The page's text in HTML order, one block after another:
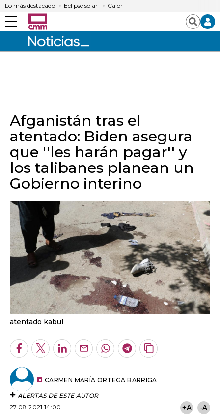
Lo más destacado Eclipse solar Calor
Menú Buscar
Afganistán tras el
atentado: Biden asegura
que ''les harán pagar'' y
los talibanes planean un
Gobierno interino
atentado kabul
Facebook
TwitterLinkedInEnviarWhatsapp
Telegram
Copiar
artículo
CARMEN MARÍA ORTEGA BARRIGA
ALERTAS DE ESTE AUTOR
27.08.2021 14:00
+A -A